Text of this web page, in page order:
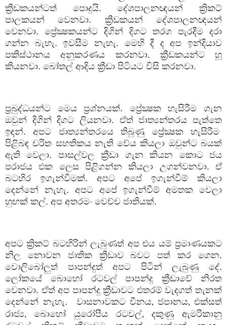
ක්‍රීඩකයන්ටත් පොදුයි. දේශපාලනඥයන් ක්‍රිකට්
පාලකයන් වෙනවා. ක්‍රීඩකයන් දේශපාලනඥයන්
වෙනවා. ප්‍රේක්‍ෂකයන්ට දිගින් දිගට තරග පැරදීම දරා
ගන්න බැහැ. ඉවසීම නැහැ. මෙහි දී ද අප ඉන්දියාව
පකිස්ථානය අනුකරණය කරනවා. ක්‍රීඩකයන්ට හූ
කියනවා. බෝතල් ආදිය ක්‍රීඩා පිටියට විසි කරනවා.
ප්‍රබුද්ධයන්ට මෙය ප්‍රශ්නයක්. ප්‍රේක්‍ෂක හැසිරීම ගැන
ඔවුන් දිගින් දිගට ලියනවා. ඒත් ජාත්‍යන්තරය පැත්තෙ
ඉඳන්. අපට ජාත්‍යන්තරයෙ තිබුණු ප්‍රේක්‍ෂක හැසිරීම
පිළිබඳ චරිත සහතිකය නැති වේය කියලා ඔවුන්ට බයක්
ඇති වෙලා. පාසල්වල ක්‍රීඩා ගැන කියන කොට ජය
පරාජය එක ලෙස පිළිගන්න කියලා උගන්වනවා. ඒ
බටහිර ඉගැන්වීමක්. අපට අපේ ඉගැන්වීම් කියලා
දෙන්නේ නැහැ. අපට අපේ ඉගැන්වීම් අමතක වෙලා
හුඟක් කල්. අප අතරමං වෙච්ච ජාතියක්.
අපට ක්‍රිකට් බටහිරින් ලැබුණත් අප එය යම් ප්‍රමාණයකට
නිල නොවන ජාතික ක්‍රීඩාව බවට පත් කර ගෙන.
වොලිබෝලුත් පාපන්දුත් අපට පිටින් ලැබුණු දේ.
ලෝකයේ බොහෝ රටවල් පාපන්දු ක්‍රීඩාවේ නිරත
වෙනවා. ඒත් අප පාපන්දු ක්‍රීඩාවට එතරම් වැදගත් තැනක්
දෙන්නේ නැහැ.
වාසනාවකට චීනය,ජපානය,එක්සත්
රාජ්‍ය, බොහෝ යුරෝපීය රටවල්, දකුණු ඇමරිකානු